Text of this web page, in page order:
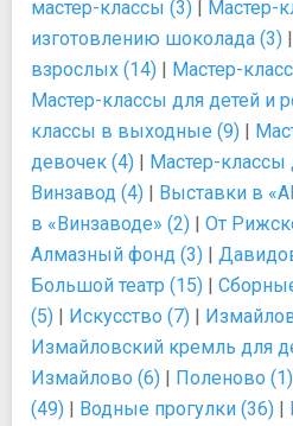
мастер-классы (3) | Мастер-
изготовлению шоколада (3) |
взрослых (14) | Мастер-
Мастер-классы для детей и
классы в выходные (9) |
девочек (4) | Мастер-
Винзавод (4) | Выставки в
в «Винзаводе» (2) | От
Алмазный фонд (3) |
Большой театр (15) |
(5) | Искусство (7) |
Измайловский кремль для
Измайлово (6) | Поленово (1)
(49) | Водные прогулки (36) |